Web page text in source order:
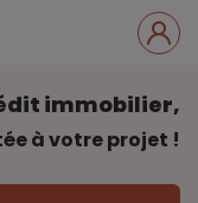
immobilier,
à votre projet !